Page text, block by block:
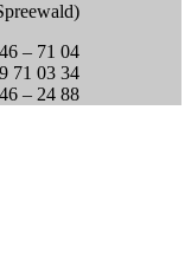
– 71 04
71 03 34
– 24 88